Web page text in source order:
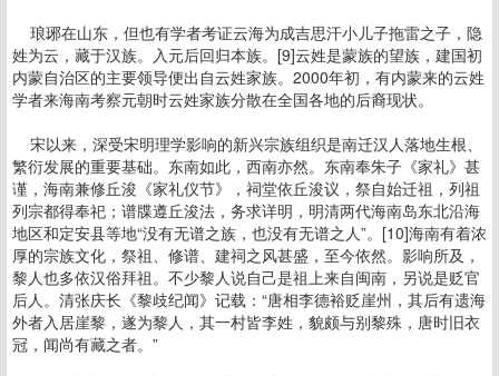
琅琊在山东，但也有学者考证云海为成吉思汗小儿子拖雷之子，隐
姓为云，藏于汉族。入元后回归本族。[9]云姓是蒙族的望族，建国初
内蒙自治区的主要领导便出自云姓家族。2000年初，有内蒙来的云姓
学者来海南考察元朝时云姓家族分散在全国各地的后裔现状。
宋以来，深受宋明理学影响的新兴宗族组织是南迁汉人落地生根、
繁衍发展的重要基础。东南如此，西南亦然。东南奉朱子《家礼》甚
谨，海南兼修丘浚《家礼仪节》，祠堂依丘浚议，祭自始迁祖，列祖
列宗都得奉祀；谱牒遵丘浚法，务求详明，明清两代海南岛东北沿海
地区和定安县等地“没有无谱之族，也没有无谱之人”。[10]海南有着浓
厚的宗族文化，祭祖、修谱、建祠之风甚盛，至今依然。影响所及，
黎人也多依汉俗拜祖。不少黎人说自己是祖上来自闽南，另说是贬官
后人。清张庆长《黎歧纪闻》记载：“唐相李德裕贬崖州，其后有遗海
外者入居崖黎，遂为黎人，其一村皆李姓，貌颇与别黎殊，唐时旧衣
冠，闻尚有藏之者。”